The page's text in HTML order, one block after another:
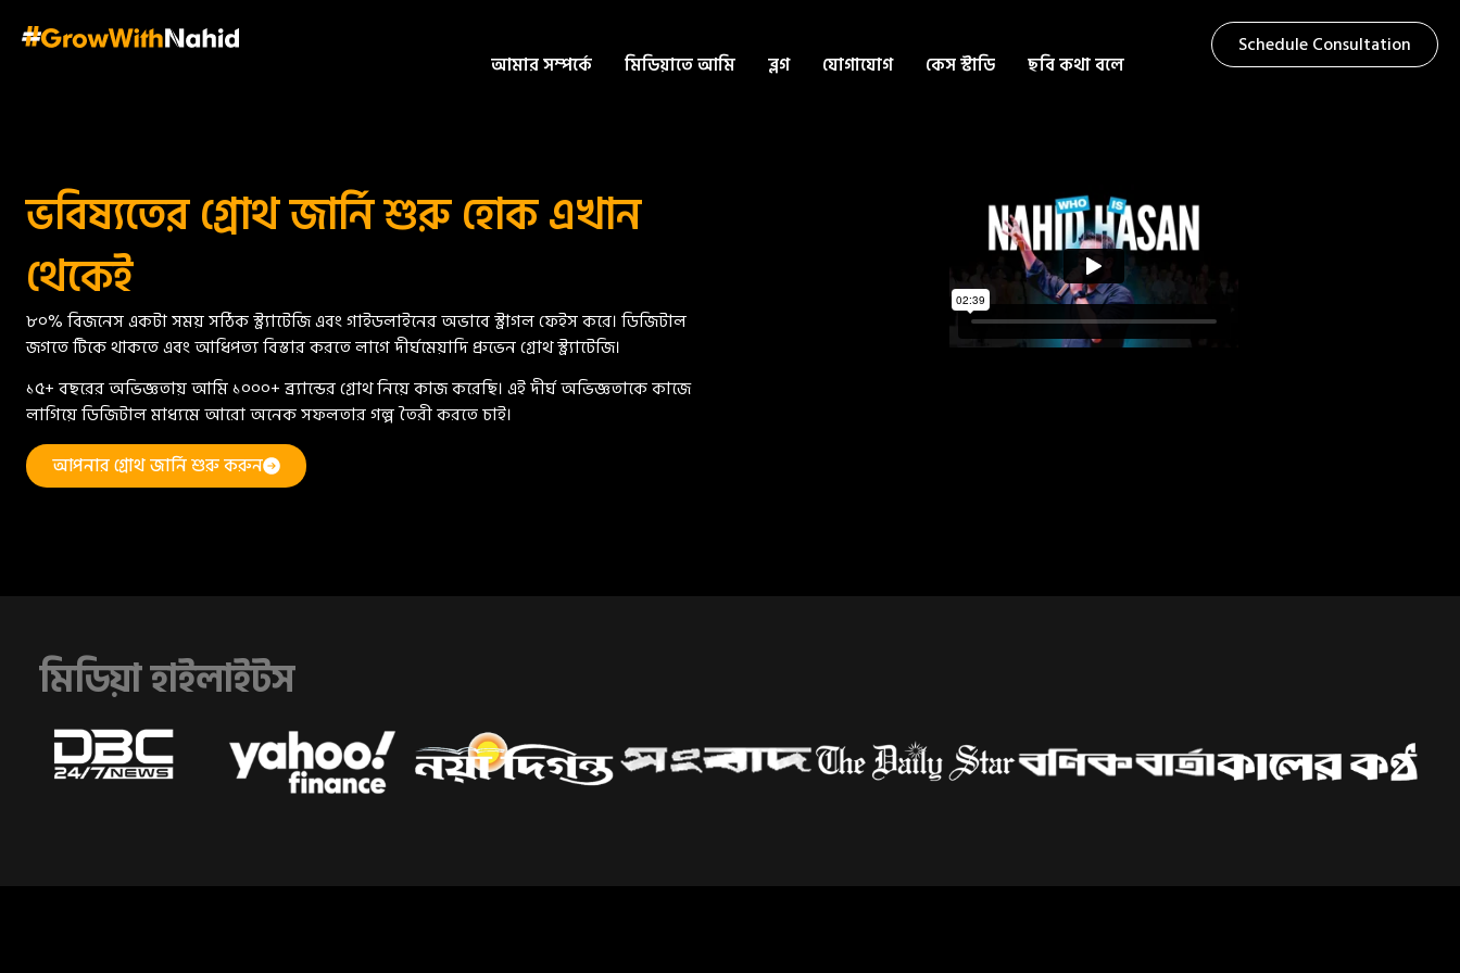
আমার সম্পর্কে মিডিয়াতে আমি ব্লগ যোগাযোগ কেস স্টাডি ছবি কথা বলে
Schedule Consultation
ভবিষ্যতের গ্রোথ জার্নি শুরু হোক এখান
থেকেই
৮০% বিজনেস একটা সময় সঠিক স্ট্র্যাটেজি এবং গাইডলাইনের অভাবে স্ট্রাগল ফেইস করে। ডিজিটাল
জগতে টিকে থাকতে এবং আধিপত্য বিস্তার করতে লাগে দীর্ঘমেয়াদি প্রুভেন গ্রোথ স্ট্র্যাটেজি।
১৫+ বছরের অভিজ্ঞতায় আমি ১০০০+ ব্র্যান্ডের গ্রোথ নিয়ে কাজ করেছি। এই দীর্ঘ অভিজ্ঞতাকে কাজে
লাগিয়ে ডিজিটাল মাধ্যমে আরো অনেক সফলতার গল্প তৈরী করতে চাই।
আপনার গ্রোথ জার্নি শুরু করুন
মিডিয়া হাইলাইটস